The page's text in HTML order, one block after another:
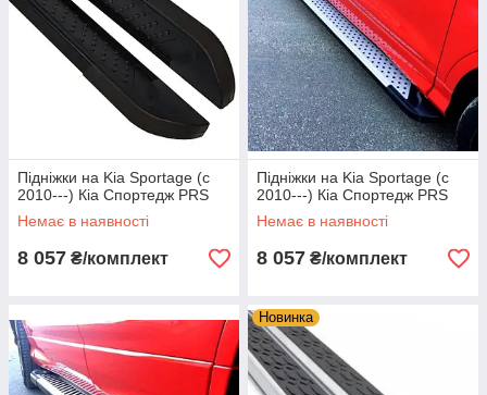
Підніжки на Kia Sportage (c
2010---) Кіа Спортедж PRS
Немає в наявності
8 057 ₴/комплект
Підніжки на Kia Sportage (c
2010---) Кіа Спортедж PRS
Немає в наявності
8 057 ₴/комплект
Новинка